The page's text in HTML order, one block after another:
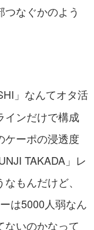
なぐかのよう
」なんてオタ活
インだけで構成
ケーポの浸透度
TAKADA」レ
もんだけど、
は5000人弱なん
ないのかなって